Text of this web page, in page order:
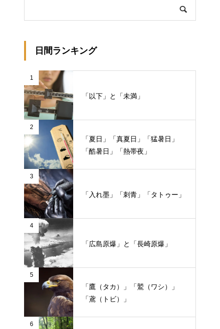
日間ランキング
1
「以下」と「未満」
2
「夏日」「真夏日」「猛暑日」
「酷暑日」「熱帯夜」
3
「入れ墨」「刺青」「タトゥー」
4
「広島原爆」と「長崎原爆」
5
「鷹（タカ）」「鷲（ワシ）」
「鳶（トビ）」
6